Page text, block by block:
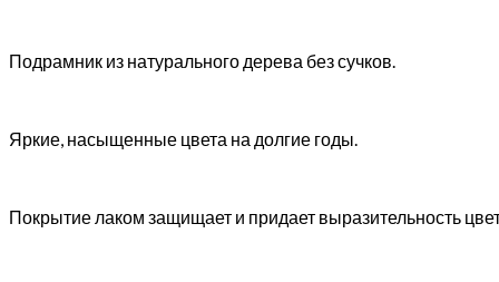
Подрамник из натурального дерева без сучков.
Яркие, насыщенные цвета на долгие годы.
Покрытие лаком защищает и придает выразительность